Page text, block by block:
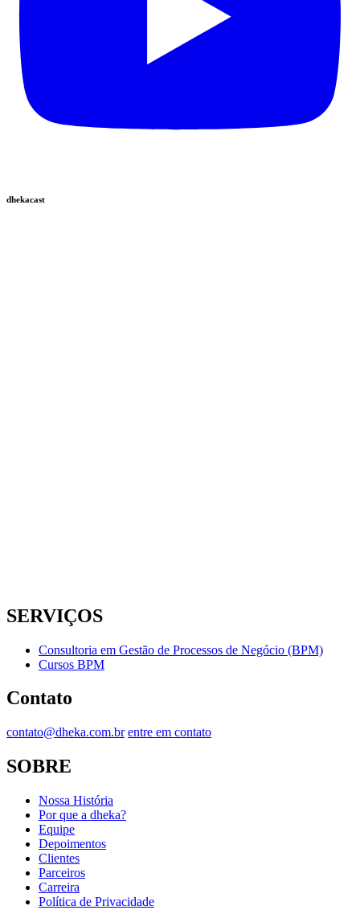
dhekacast
SERVIÇOS
Consultoria em Gestão de Processos de Negócio (BPM)
Cursos BPM
Contato
contato@dheka.com.br entre em contato
SOBRE
Nossa História
Por que a dheka?
Equipe
Depoimentos
Clientes
Parceiros
Carreira
Política de Privacidade